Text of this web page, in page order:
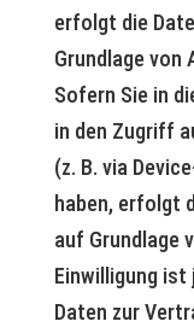
erfolgt die
Grundlage von
Sofern Sie in
in den Zugriff
(z. B. via
haben, erfolgt
auf Grundlage
Einwilligung ist
Daten zur